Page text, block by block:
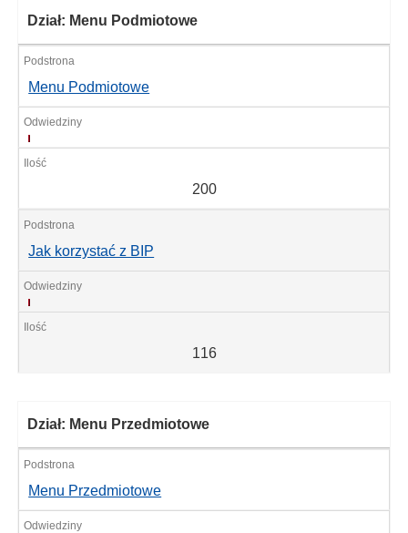
Dział: Menu Podmiotowe
Menu Podmiotowe
200
200
Jak korzystać z BIP
116
116
Dział: Menu Przedmiotowe
Menu Przedmiotowe